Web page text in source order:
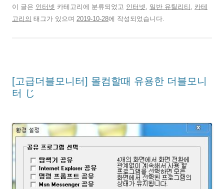
이 글은 인터넷 카테고리에 분류되었고 인터넷 , 일반 유틸리티 , 카테
고리의 태그가 있으며 2019-10-28에 작성되었습니다.
[고급더블모니터] 몰컴할때 유용한 더블모니
터 じ